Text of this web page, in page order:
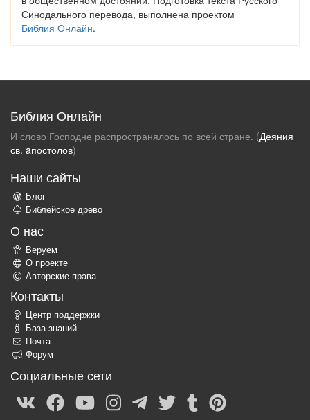
Синодального перевода, выполнена проектом
Библия Онлайн.
Библия Онлайн
И слово Господне распространялось по всей стране. (Деяния
св. aпостолов)
Наши сайты
Блог
Библейское древо
О нас
Веруем
О проекте
Авторские права
Контакты
Центр поддержки
База знаний
Почта
Форум
Социальные сети